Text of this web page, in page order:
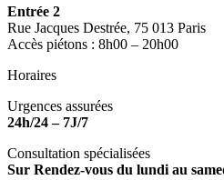
Entrée 2
Rue Jacques Destrée, 75 013 Paris
Accès piétons : 8h00 – 20h00
Horaires
Urgences assurées
24h/24 – 7J/7
Consultation spécialisées
Sur Rendez-vous du lundi au